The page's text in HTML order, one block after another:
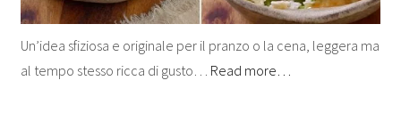
Un’idea sfiziosa e originale per il pranzo o la cena, leggera ma
al tempo stesso ricca di gusto… Read more…